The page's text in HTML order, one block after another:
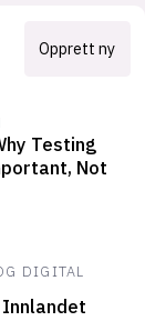
Opprett ny
Testing
Not
DIGITAL